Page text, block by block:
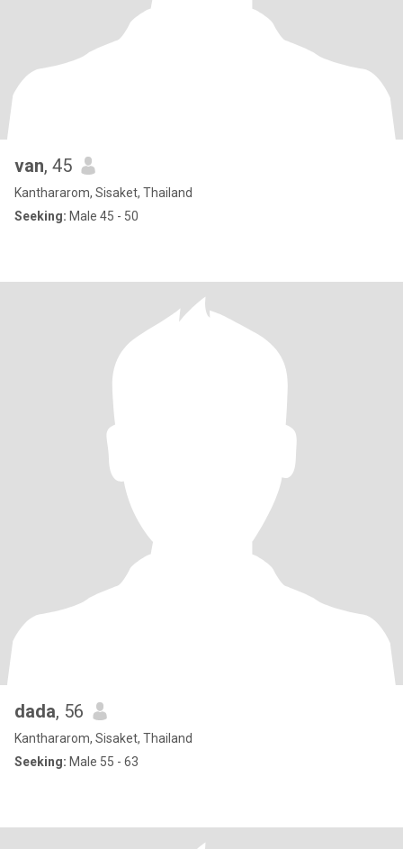
van, 45
Kanthararom, Sisaket, Thailand
Seeking: Male 45 - 50
dada, 56
Kanthararom, Sisaket, Thailand
Seeking: Male 55 - 63